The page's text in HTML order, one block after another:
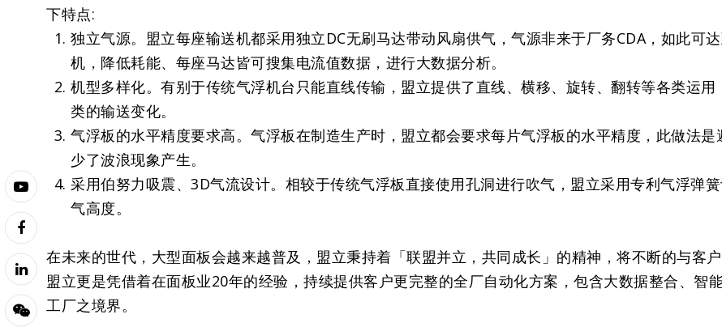
下特点:
独立气源。盟立每座输送机都采用独立DC无刷马达带动风扇供气，气源非来于厂务CDA，如此可
机，降低耗能、每座马达皆可搜集电流值数据，进行大数据分析。
机型多样化。有别于传统气浮机台只能直线传输，盟立提供了直线、横移、旋转、翻转等各类运
类的输送变化。
气浮板的水平精度要求高。气浮板在制造生产时，盟立都会要求每片气浮板的水平精度，此做法
少了波浪现象产生。
采用伯努力吸震、3D气流设计。相较于传统气浮板直接使用孔洞进行吹气，盟立采用专利气浮弹
气高度。
在未来的世代，大型面板会越来越普及，盟立秉持着「联盟并立，共同成长」的精神，将不断的与客
盟立更是凭借着在面板业20年的经验，持续提供客户更完整的全厂自动化方案，包含大数据整合、智
工厂之境界。